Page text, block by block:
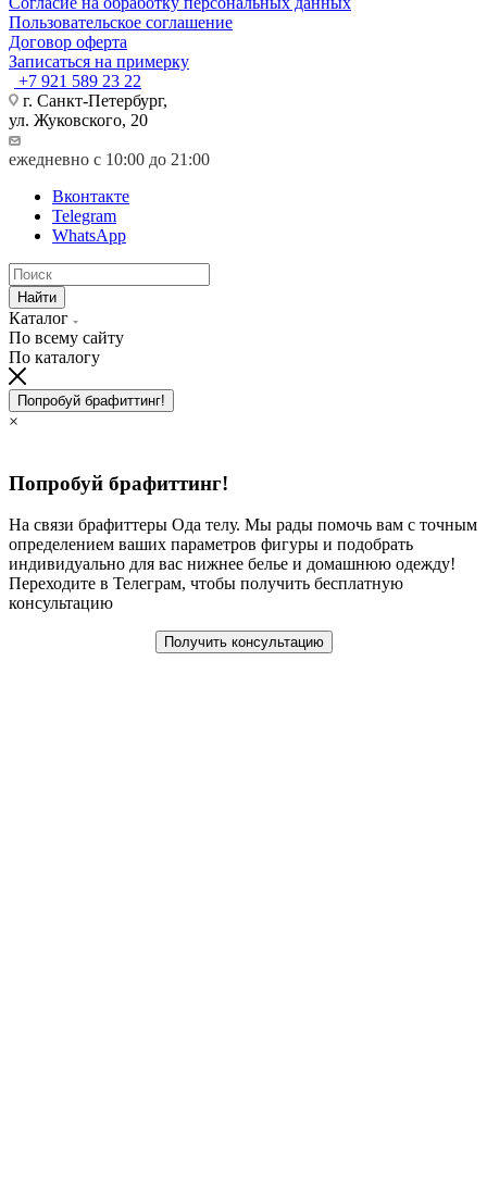
Пользовательское соглашение
Договор оферта
Записаться на примерку
+7 921 589 23 22
г. Санкт-Петербург,
ул. Жуковского, 20
ежедневно с 10:00 до 21:00
Вконтакте
Telegram
WhatsApp
Найти
Каталог
По всему сайту
По каталогу
Попробуй брафиттинг!
×
Попробуй брафиттинг!
На связи брафиттеры Ода телу. Мы рады помочь вам с точным
определением ваших параметров фигуры и подобрать
индивидуально для вас нижнее белье и домашнюю одежду!
Переходите в Телеграм, чтобы получить бесплатную
консультацию
Получить консультацию